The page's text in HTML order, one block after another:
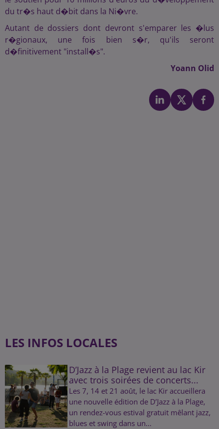
du tr�s haut d�bit dans la Ni�vre.
Autant de dossiers dont devront s'emparer les �lus
r�gionaux, une fois bien s�r, qu'ils seront
d�finitivement "install�s".
Yoann Olid
LES INFOS LOCALES
D’Jazz à la Plage revient au lac Kir
avec trois soirées de concerts...
Les 7, 14 et 21 août, le lac Kir accueillera
une nouvelle édition de D’Jazz à la Plage,
un rendez-vous estival gratuit mêlant jazz,
blues et swing dans un...